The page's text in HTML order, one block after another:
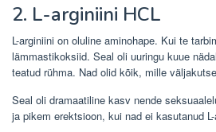
2. L-arginiini HCL
L-arginiini on oluline aminohape. Kui te
lämmastikoksiid. Seal oli uuringu kuue
teatud rühma. Nad olid kõik, mille
Seal oli dramaatiline kasv nende
ja pikem erektsioon, kui nad ei kasutanud